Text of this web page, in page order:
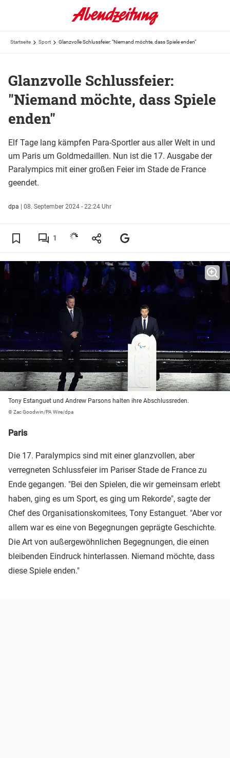
Startseite Sport Glanzvolle Schlussfeier: "Niemand möchte, dass Spiele enden"
Glanzvolle Schlussfeier:
"Niemand möchte, dass Spiele
enden"
Elf Tage lang kämpfen Para-Sportler aus aller Welt in und
um Paris um Goldmedaillen. Nun ist die 17. Ausgabe der
Paralympics mit einer großen Feier im Stade de France
geendet.
dpa | 08. September 2024 - 22:24 Uhr
1
Tony Estanguet und Andrew Parsons halten ihre Abschlussreden.
© Zac Goodwin/PA Wire/dpa
Paris
Die 17. Paralympics sind mit einer glanzvollen, aber
verregneten Schlussfeier im Pariser Stade de France zu
Ende gegangen. "Bei den Spielen, die wir gemeinsam erlebt
haben, ging es um Sport, es ging um Rekorde", sagte der
Chef des Organisationskomitees, Tony Estanguet. "Aber vor
allem war es eine von Begegnungen geprägte Geschichte.
Die Art von außergewöhnlichen Begegnungen, die einen
bleibenden Eindruck hinterlassen. Niemand möchte, dass
diese Spiele enden."